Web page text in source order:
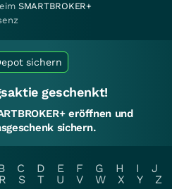
SMARTBROKER+
sichern
geschenkt!
eröffnen und
sichern.
C D E F G H I
J
R S T U V W X Y
Z